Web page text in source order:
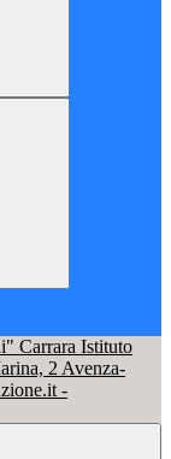
Istituto
2 Avenza-
-